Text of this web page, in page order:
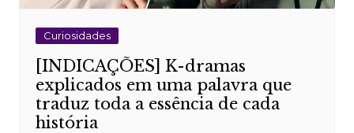
Curiosidades
[INDICAÇÕES] K-dramas
explicados em uma palavra que
traduz toda a essência de cada
história